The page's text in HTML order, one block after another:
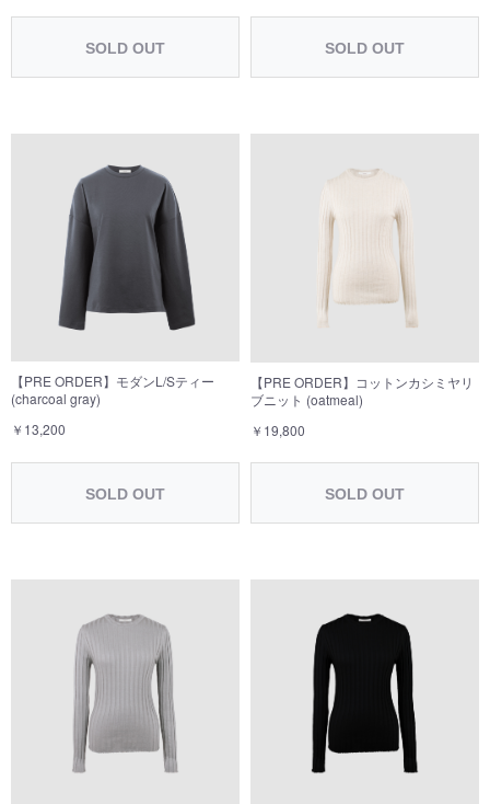
SOLD OUT SOLD OUT
【PRE ORDER】モダンL/Sティー
(charcoal gray)
￥13,200
SOLD OUT
【PRE ORDER】コットンカシミヤリ
ブニット (oatmeal)
￥19,800
SOLD OUT